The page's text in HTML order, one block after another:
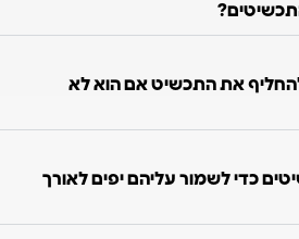
להחליף את התכשיט אם הוא לא
כדי לשמור עליהם יפים לאורך